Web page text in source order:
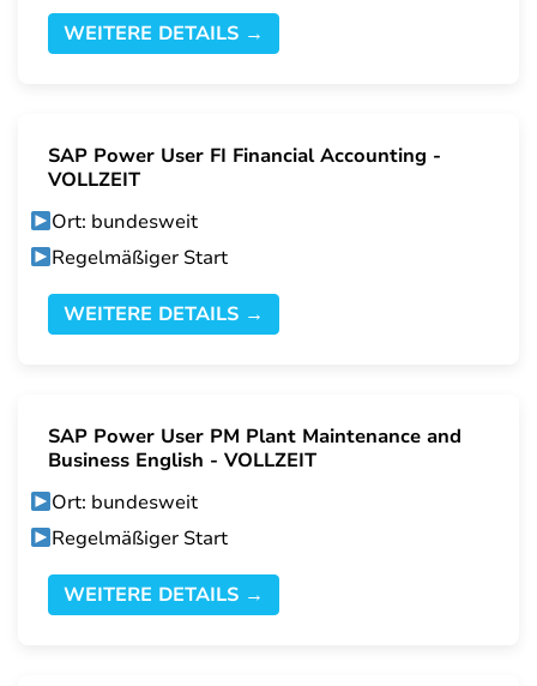
WEITERE DETAILS →
SAP Power User FI Financial Accounting -
VOLLZEIT
Ort: bundesweit
Regelmäßiger Start
WEITERE DETAILS →
SAP Power User PM Plant Maintenance and
Business English - VOLLZEIT
Ort: bundesweit
Regelmäßiger Start
WEITERE DETAILS →